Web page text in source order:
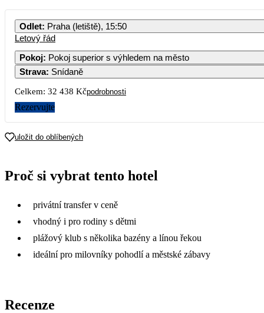
PO ÚT ST ČT PÁ
17 389 17 409 16 759 17 609 16
Odlet: Praha (letiště), 15:50
Letový řád
Pokoj:
Pokoj superior s výhledem na město
Strava: Snídaně
Celkem: 32 438 Kčpodrobnosti
Rezervujte
uložit do oblíbených
Proč si vybrat tento hotel
privátní transfer v ceně
vhodný i pro rodiny s dětmi
plážový klub s několika bazény a línou řekou
ideální pro milovníky pohodlí a městské zábavy
Recenze